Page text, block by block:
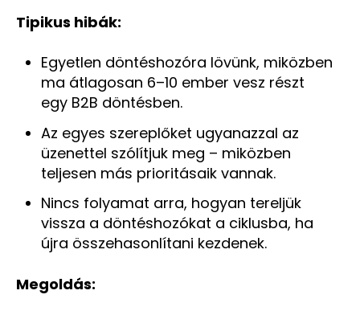
Tipikus hibák:
Egyetlen döntéshozóra lövünk, miközben
ma átlagosan 6–10 ember vesz részt
egy B2B döntésben.
Az egyes szereplőket ugyanazzal az
üzenettel szólítjuk meg – miközben
teljesen más prioritásaik vannak.
Nincs folyamat arra, hogyan tereljük
vissza a döntéshozókat a ciklusba, ha
újra összehasonlítani kezdenek.
Megoldás: